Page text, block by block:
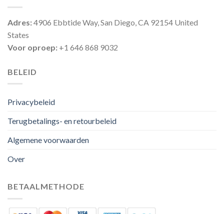
Adres:4906 Ebbtide Way, San Diego, CA 92154 United
States
Voor oproep: +1 646 868 9032
BELEID
Privacybeleid
Terugbetalings- en retourbeleid
Algemene voorwaarden
Over
BETAALMETHODE